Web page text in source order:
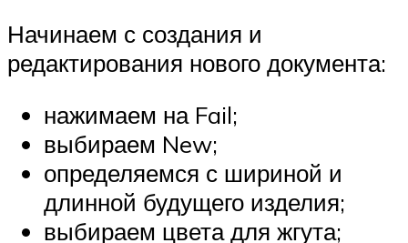
Начинаем с создания и
редактирования нового документа:
нажимаем на Fail;
выбираем New;
определяемся с шириной и
длинной будущего изделия;
выбираем цвета для жгута;